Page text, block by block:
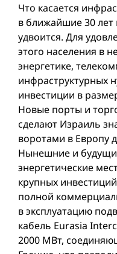
Что касается
в ближайшие 30 лет
удвоится. Для
этого населения в
энергетике,
инфраструктурных
инвестиции в
Новые порты и
сделают Израиль
воротами в Европу
Нынешние и
энергетические
крупных
полной
в эксплуатацию
кабель Eurasia
2000 МВт,